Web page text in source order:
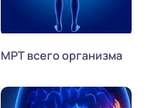
МРТ всего организма